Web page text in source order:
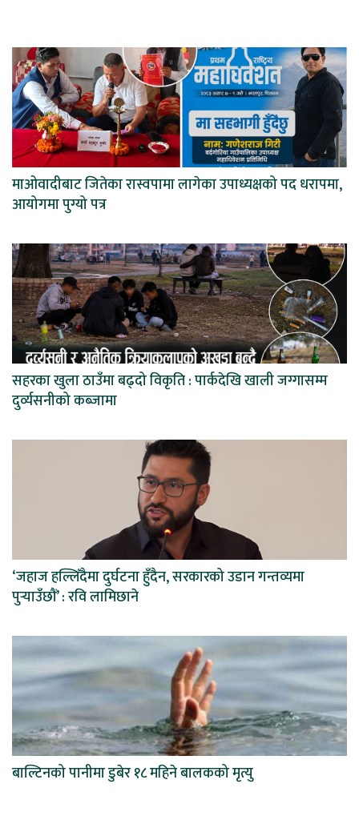
माओवादीबाट जितेका रास्वपामा लागेका उपाध्यक्षको पद धरापमा,
आयोगमा पुग्यो पत्र
सहरका खुला ठाउँमा बढ्दो विकृति : पार्कदेखि खाली जग्गासम्म
दुर्व्यसनीको कब्जामा
‘जहाज हल्लिँदैमा दुर्घटना हुँदैन, सरकारको उडान गन्तव्यमा
पुर्‍याउँछौं’ : रवि लामिछाने
बाल्टिनको पानीमा डुबेर १८ महिने बालकको मृत्यु